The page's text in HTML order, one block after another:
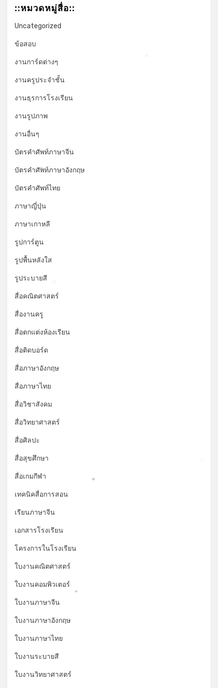
::หมวดหมู่สื่อ::
Uncategorized
ข้อสอบ
งานการ์ดต่างๆ
งานครูประจำชั้น
งานธุรการโรงเรียน
งานรูปภาพ
งานอื่นๆ
บัตรคำศัพท์ภาษาจีน
บัตรคำศัพท์ภาษาอังกฤษ
บัตรคำศัพท์ไทย
ภาษาญี่ปุ่น
ภาษาเกาหลี
รูปการ์ตูน
รูปพื้นหลังใส
รูประบายสี
สื่อคณิตศาสตร์
สื่องานครู
สื่อตกแต่งห้องเรียน
สื่อติดบอร์ด
สื่อภาษาอังกฤษ
สื่อภาษาไทย
สื่อวิชาสังคม
สื่อวิทยาศาสตร์
สื่อศิลปะ
สื่อสุขศึกษา
สื่อเกมกีฬา
เทคนิคสื่อการสอน
เรียนภาษาจีน
เอกสารโรงเรียน
โครงการในโรงเรียน
ใบงานคณิตศาสตร์
ใบงานคอมพิวเตอร์
ใบงานภาษาจีน
ใบงานภาษาอังกฤษ
ใบงานภาษาไทย
ใบงานระบายสี
ใบงานวิทยาศาสตร์
*